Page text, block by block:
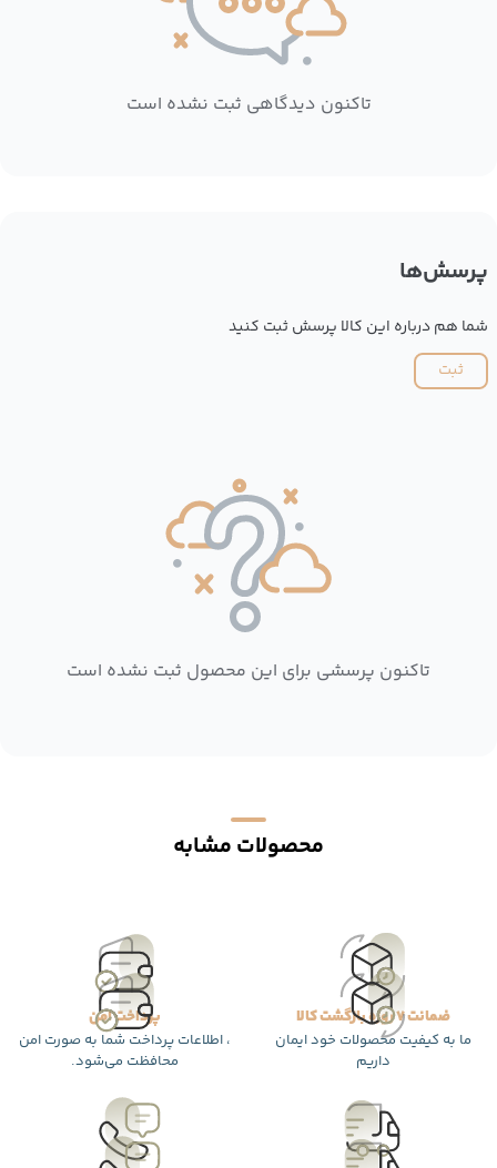
تاکنون دیدگاهی ثبت نشده است
پرسش‌ها
شما هم درباره این کالا پرسش ثبت کنید
ثبت
تاکنون پرسشی برای این محصول ثبت نشده است
محصولات مشابه
ضمانت 7 روزه بازگشت کالا
ما به کیفیت محصولات خود ایمان
داریم
پرداخت امن
، اطلاعات پرداخت شما به صورت امن
محافظت می‌شود.